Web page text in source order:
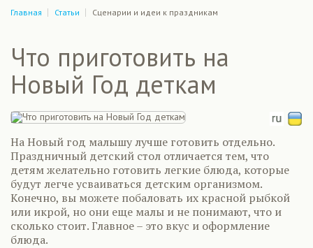
Главная Статьи Сценарии и идеи к праздникам
Что приготовить на
Новый Год деткам
На Новый год малышу лучше готовить отдельно.
Праздничный детский стол отличается тем, что
детям желательно готовить легкие блюда, которые
будут легче усваиваться детским организмом.
Конечно, вы можете побаловать их красной рыбкой
или икрой, но они еще малы и не понимают, что и
сколько стоит. Главное – это вкус и оформление
блюда.